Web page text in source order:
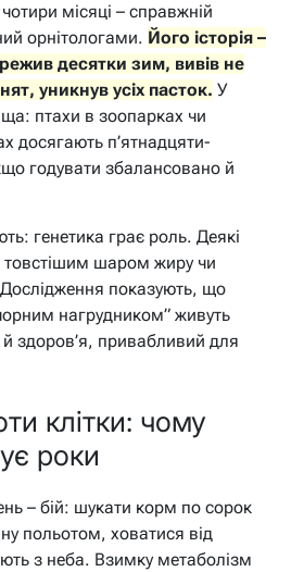
місяці – справжній
орнітологами. Його історія –
десятки зим, вивів не
уникнув усіх пасток. У
птахи в зоопарках чи
досягають п’ятнадцяти-
годувати збалансовано й
генетика грає роль. Деякі
товстішим шаром жиру чи
показують, що
нагрудником” живуть
здоров’я, привабливий для
клітки: чому
роки
– бій: шукати корм по сорок
польотом, ховатися від
з неба. Взимку метаболізм